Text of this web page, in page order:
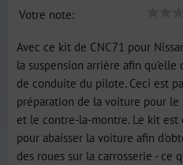
Votre note:
Avec ce kit de CNC71 pour
la suspension arrière afin
de conduite du pilote. Ceci est
préparation de la voiture pour
et le contre-la-montre. Le kit
pour abaisser la voiture afin
des roues sur la carrosserie - ce